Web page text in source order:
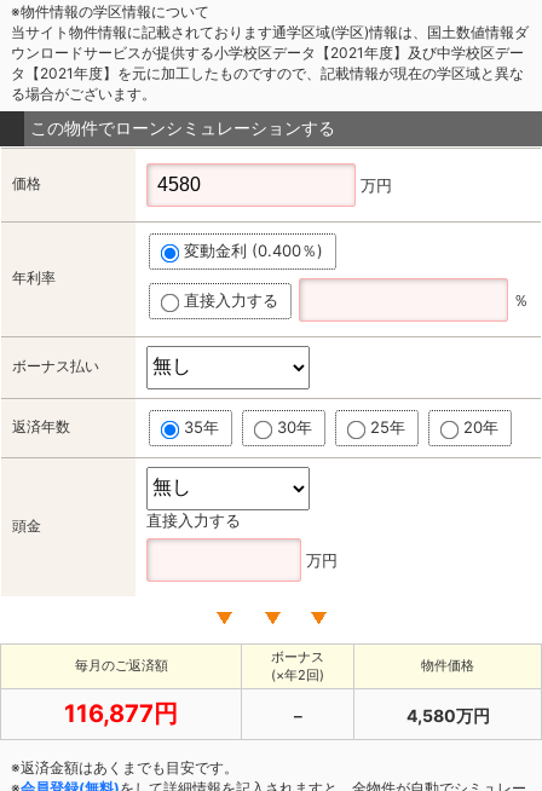
※物件情報の学区情報について
当サイト物件情報に記載されております通学区域(学区)情報は、国土数値情報ダ
ウンロードサービスが提供する小学校区データ【2021年度】及び中学校区デー
タ【2021年度】を元に加工したものですので、記載情報が現在の学区域と異な
る場合がございます。
この物件でローンシミュレーションする
価格 万円
年利率
変動金利 (0.400％)
直接入力する ％
ボーナス払い
返済年数 35年 30年 25年 20年
頭金 直接入力する
万円
毎月のご返済額
ボーナス
(×年2回)
物件価格
116,877円 － 4,580万円
※返済金額はあくまでも目安です。